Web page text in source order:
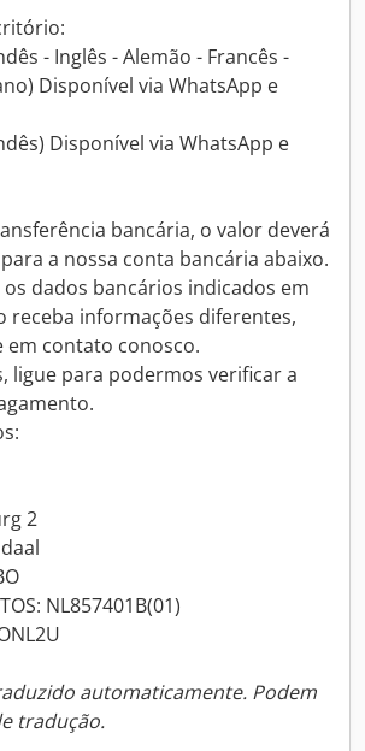
- Inglês - Alemão - Francês -
Disponível via WhatsApp e
Disponível via WhatsApp e
bancária, o valor deverá
a nossa conta bancária abaixo.
dados bancários indicados em
receba informações diferentes,
contato conosco.
ligue para podermos verificar a
2
NL857401B(01)
automaticamente. Podem
tradução.